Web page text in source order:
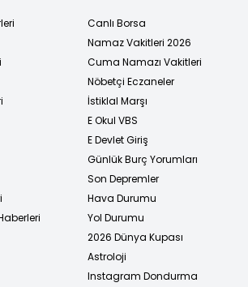
Canlı Borsa
Namaz Vakitleri 2026
Cuma Namazı Vakitleri
Nöbetçi Eczaneler
İstiklal Marşı
E Okul VBS
E Devlet Giriş
Günlük Burç Yorumları
Son Depremler
Hava Durumu
Yol Durumu
2026 Dünya Kupası
Astroloji
Instagram Dondurma